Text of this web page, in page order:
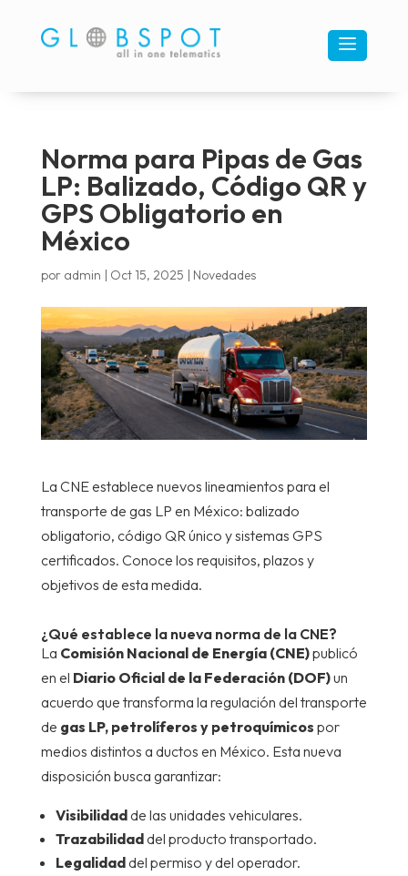
a
Norma para Pipas de Gas
LP: Balizado, Código QR y
GPS Obligatorio en
México
por admin | Oct 15, 2025 | Novedades
La CNE establece nuevos lineamientos para el
transporte de gas LP en México: balizado
obligatorio, código QR único y sistemas GPS
certificados. Conoce los requisitos, plazos y
objetivos de esta medida.
¿Qué establece la nueva norma de la CNE?
La Comisión Nacional de Energía (CNE)publicó
en el Diario Oficial de la Federación (DOF)un
acuerdo que transforma la regulación del transporte
de gas LP, petrolíferos y petroquímicos por
medios distintos a ductos en México. Esta nueva
disposición busca garantizar:
Visibilidadde las unidades vehiculares.
Trazabilidaddel producto transportado.
Legalidaddel permiso y del operador.